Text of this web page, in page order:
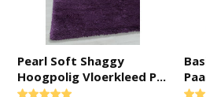
Pearl Soft Shaggy
Hoogpolig Vloerkleed P...